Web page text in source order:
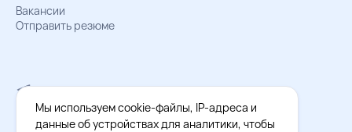
Вакансии
Отправить резюме
Мы в Телеграм
Документы об обработке персональных данных
Охрана труда – результаты СОУТ
Мы используем cookie-файлы, IP-адреса и
данные об устройствах для аналитики, чтобы